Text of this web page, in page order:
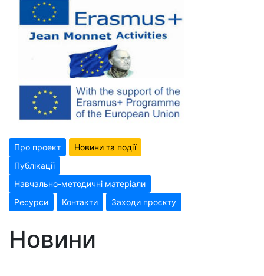
Про проект
Новини та події
Публікації
Навчально-методичні матеріали
Ресурси
Контакти Заходи проєкту
Новини